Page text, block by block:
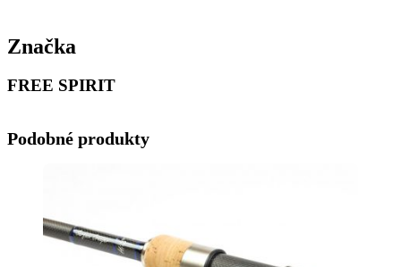
Značka
FREE SPIRIT
Podobné produkty